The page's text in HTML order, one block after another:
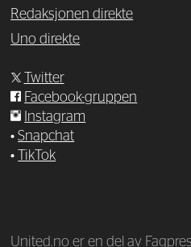
Redaksjonen direkte
Uno direkte
Twitter
Facebook-gruppen
Instagram
•Snapchat
•
TikTok
United.no er en del av